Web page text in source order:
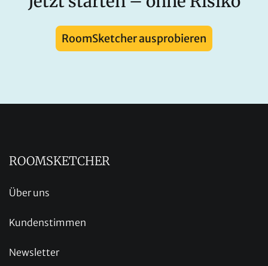
RoomSketcher ausprobieren
ROOMSKETCHER
Über uns
Kundenstimmen
Newsletter